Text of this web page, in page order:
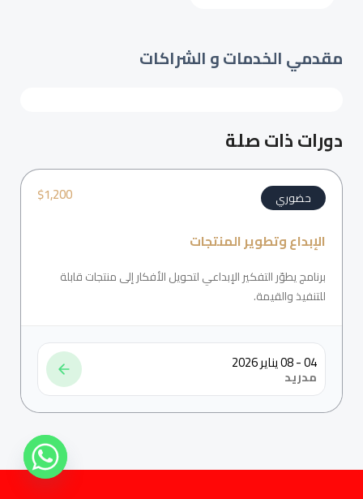
مقدمي الخدمات و الشراكات
دورات ذات صلة
$1,200 حضوري
الإبداع وتطوير المنتجات
برنامج يطوّر التفكير الإبداعي لتحويل الأفكار إلى منتجات قابلة
للتنفيذ والقيمة.
04 - 08 يناير 2026
مدريد